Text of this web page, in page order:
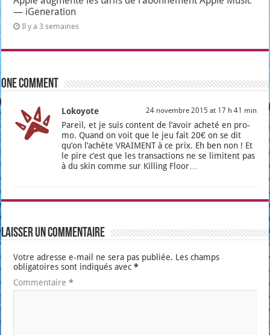
— iGeneration
Il y a 3 semaines
One comment
Lokoyote 24 novembre 2015 at 17 h 41 min
Pareil, et je suis content de l’a­voir ache­té en pro­
mo. Quand on voit que le jeu fait 20€ on se dit
qu’on l’a­chète VRAIMENT à ce prix. Eh ben non ! Et
le pire c’est que les tran­sac­tions ne se limitent pas
à du skin comme sur Killing Floor…
Laisser un commentaire
Votre adresse e-mail ne sera pas publiée. Les champs
obligatoires sont indiqués avec*
Commentaire*